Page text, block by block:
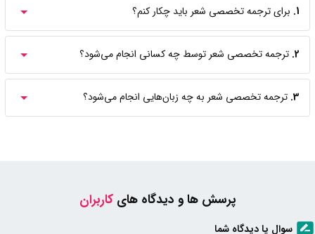
1. برای ترجمه تخصصی شعر باید چکار کنم؟
2. ترجمه تخصصی شعر توسط چه کسانی انجام می‌شود؟
3. ترجمه تخصصی شعر به چه زبان‌هایی انجام می‌شود؟
پرسش ها و دیدگاه هایکاربران
سوال یا دیدگاه شما